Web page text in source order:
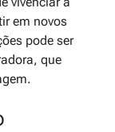
em novos
pode ser
que